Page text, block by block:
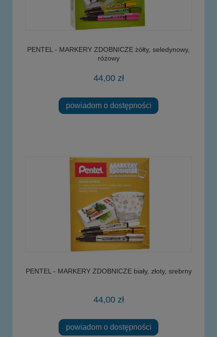
PENTEL - MARKERY ZDOBNICZE żółty, seledynowy,
różowy
44,00 zł
powiadom o dostępności
PENTEL - MARKERY ZDOBNICZE biały, złoty, srebrny
44,00 zł
powiadom o dostępności